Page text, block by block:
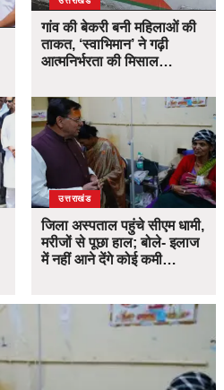
गांव की बेकरी बनी महिलाओं की
ताकत, ‘स्वाभिमान’ ने गढ़ी
आत्मनिर्भरता की मिसाल…
उत्तराखंड
जिला अस्पताल पहुंचे सीएम धामी,
मरीजों से पूछा हाल; बोले- इलाज
में नहीं आने देंगे कोई कमी…